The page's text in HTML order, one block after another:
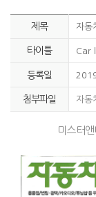
제목 자동
타이틀 Car
등록일
첨부파일 자동
미스터